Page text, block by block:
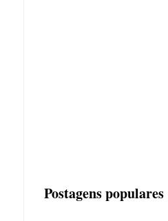
Postagens populares